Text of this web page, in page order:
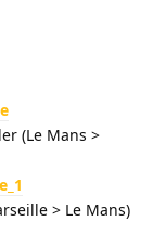
(Le Mans >
> Le Mans)